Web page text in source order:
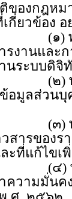
องกฎหม
เกี่ยวข้อง
ระร
รงานและ
นระบบดิจิ
ระร
อมูลส่วนบุ
ระร
สารของร
ะที่แก้ไขเ
ระร
ความมั่นค